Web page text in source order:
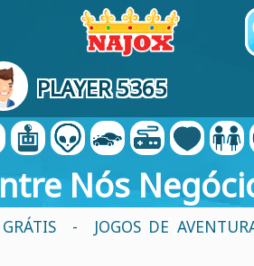
PLAYER 5365
Nós
-
JOGOS DE